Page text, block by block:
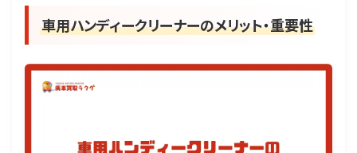
車用ハンディークリーナーのメリット・重要性